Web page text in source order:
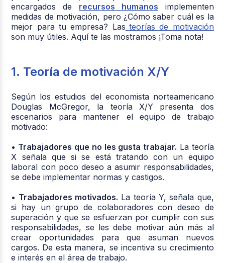
encargados de recursos humanos implementen
medidas de motivación, pero ¿Cómo saber cuál es la
mejor para tu empresa? Las teorías de motivación
son muy útiles. Aquí te las mostramos ¡Toma nota!
1. Teoría de motivación X/Y
Según los estudios del economista norteamericano
Douglas McGregor, la teoría X/Y presenta dos
escenarios para mantener el equipo de trabajo
motivado:
• Trabajadores que no les gusta trabajar. La teoría
X señala que si se está tratando con un equipo
laboral con poco deseo a asumir responsabilidades,
se debe implementar normas y castigos.
• Trabajadores motivados. La teoría Y, señala que,
si hay un grupo de colaboradores con deseo de
superación y que se esfuerzan por cumplir con sus
responsabilidades, se les debe motivar aún más al
crear oportunidades para que asuman nuevos
cargos. De esta manera, se incentiva su crecimiento
e interés en el área de trabajo.